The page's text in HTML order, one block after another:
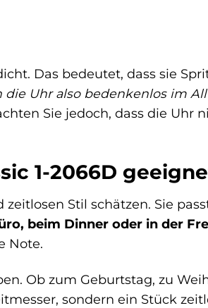
Das bedeutet, dass sie
die Uhr also bedenkenlos im
Sie jedoch, dass die Uhr
1-2066D
Stil schätzen. Sie
beim Dinner oder in der
Note.
Ob zum Geburtstag, zu
sondern ein Stück